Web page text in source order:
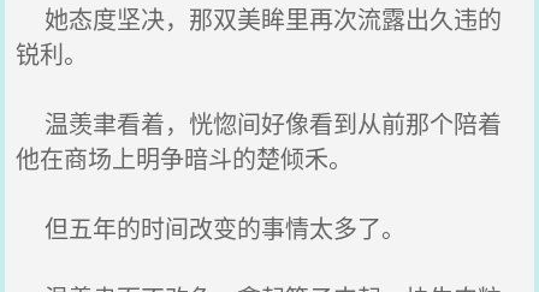
她态度坚决，那双美眸里再次流露出久违的
锐利。
温羡聿看着，恍惚间好像看到从前那个陪着
他在商场上明争暗斗的楚倾禾。
但五年的时间改变的事情太多了。